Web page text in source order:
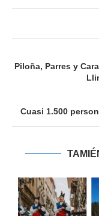
Piloña, Parres y
Cuasi 1.500